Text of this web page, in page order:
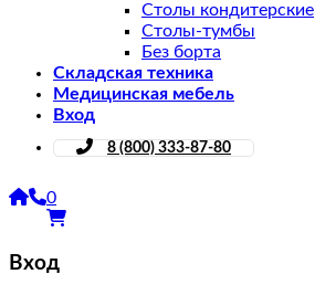
Столы кондитерские
Столы-тумбы
Без борта
Складская техника
Медицинская мебель
Вход
8 (800) 333-87-80
0
Вход